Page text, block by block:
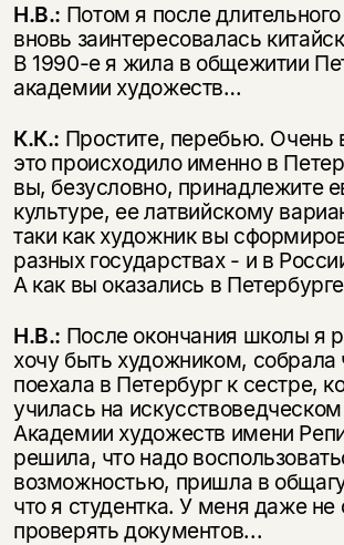
Н.В.: Потом я после
вновь заинтересовалась
В 1990-е я жила в общежитии
академии художеств…
К.К.: Простите, перебью. Очень
это происходило именно в
вы, безусловно, принадлежите
культуре, ее латвийскому
таки как художник вы
разных государствах - и в
А как вы оказались в
Н.В.: После окончания школы я
хочу быть художником, собрала
поехала в Петербург к сестре,
училась на
Академии художеств имени
решила, что надо
возможностью, пришла в
что я студентка. У меня даже не
проверять документов...